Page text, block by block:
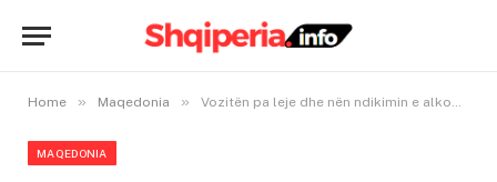
Home » Maqedonia » Vozitën pa leje dhe nën ndikimin e alkoolit, ndalohen dhjetë shoferë
MAQEDONIA